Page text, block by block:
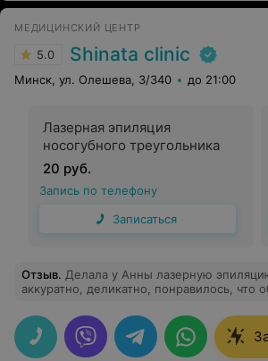
МЕДИЦИНСКИЙ ЦЕНТР
5.0 Shinata clinic
Минск, ул. Олешева, 3/340 до 21:00
Лазерная эпиляция
носогубного треугольника
20 руб.
Запись по телефону
Записаться
Отзыв. Делала у Анны лазерную
аккуратно, деликатно, понравилось, что